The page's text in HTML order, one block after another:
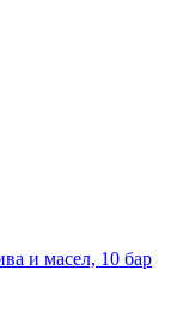
и масел, 10 бар